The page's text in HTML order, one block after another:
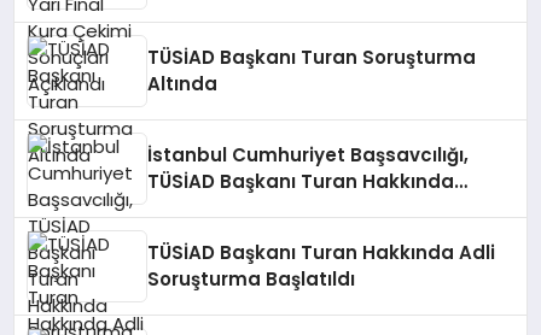
TÜSİAD Başkanı Turan Soruşturma
Altında
İstanbul Cumhuriyet Başsavcılığı,
TÜSİAD Başkanı Turan Hakkında
TÜSİAD Başkanı Turan Hakkında Adli
Soruşturma Başlatıldı